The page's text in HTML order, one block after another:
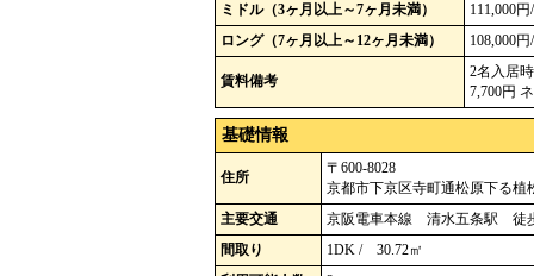
ミドル（3ヶ月以上～7ヶ月未満）
111,000
ロング（7ヶ月以上～12ヶ月未満）
108,000
賃料備考
2名入居
7,700円
基礎情報
住所
〒600-8028
京都市下京区寺町通松原下る植
主要交通
京阪電車本線 清水五条駅 徒
間取り
1DK / 30.72㎡